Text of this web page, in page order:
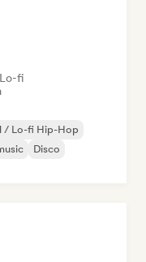
fi
/ Lo-fi Hip-Hop
Disco